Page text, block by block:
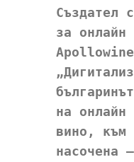
Създател
за онлайн
Apollowine
на онлайн
вино, към
насочена